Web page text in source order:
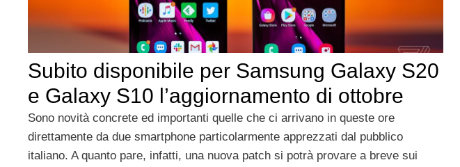
Subito disponibile per Samsung Galaxy S20
e Galaxy S10 l’aggiornamento di ottobre
Sono novità concrete ed importanti quelle che ci arrivano in queste ore
direttamente da due smartphone particolarmente apprezzati dal pubblico
italiano. A quanto pare, infatti, una nuova patch si potrà provare a breve sui